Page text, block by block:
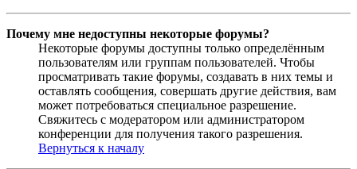
Почему мне недоступны некоторые форумы?
Некоторые форумы доступны только определённым
пользователям или группам пользователей. Чтобы
просматривать такие форумы, создавать в них темы и
оставлять сообщения, совершать другие действия, вам
может потребоваться специальное разрешение.
Свяжитесь с модератором или администратором
конференции для получения такого разрешения.
Вернуться к началу